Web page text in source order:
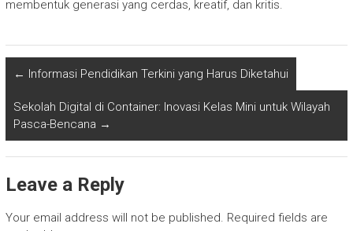
membentuk generasi yang cerdas, kreatif, dan kritis.
← Informasi Pendidikan Terkini yang Harus Diketahui
Sekolah Digital di Container: Inovasi Kelas Mini untuk Wilayah
Pasca-Bencana →
Leave a Reply
Your email address will not be published. Required fields are